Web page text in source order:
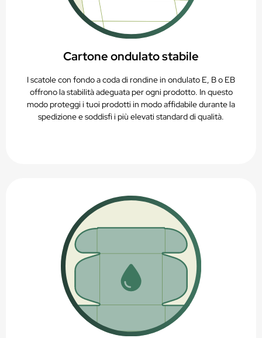
Cartone ondulato stabile
I scatole con fondo a coda di rondine in ondulato E, B o EB
offrono la stabilità adeguata per ogni prodotto. In questo
modo proteggi i tuoi prodotti in modo affidabile durante la
spedizione e soddisfi i più elevati standard di qualità.